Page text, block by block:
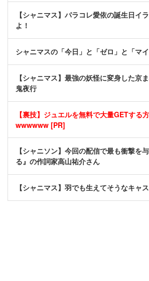
【シャニマス】パラコレ愛依の誕生日イ
よ！
シャニマスの「今日」と「ゼロ」と「マ
【シャニマス】最強の妖怪に変身した京
鬼夜行
【裏技】ジュエルを無料で大量GETする
wwwwww [PR]
【シャニソン】今回の配信で最も衝撃を
る』の作詞家高山祐介さん
【シャニマス】羽でも生えてそうなキャ